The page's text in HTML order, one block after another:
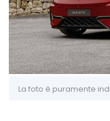
La foto è puramente